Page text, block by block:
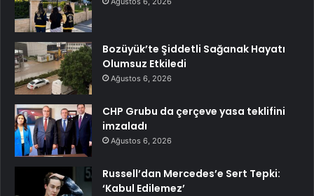
Bozüyük’te Şiddetli Sağanak Hayatı
Olumsuz Etkiledi
Ağustos 6, 2026
CHP Grubu da çerçeve yasa teklifini
imzaladı
Ağustos 6, 2026
Russell’dan Mercedes’e Sert Tepki:
‘Kabul Edilemez’